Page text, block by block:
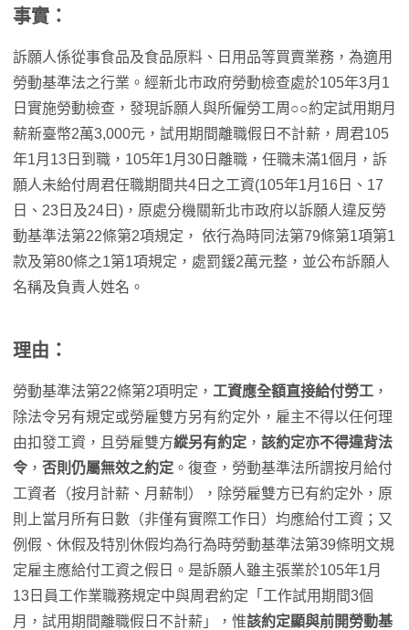
事實：
訴願人係從事食品及食品原料、日用品等買賣業務，為適用
勞動基準法之行業。經新北市政府勞動檢查處於105年3月1
日實施勞動檢查，發現訴願人與所僱勞工周○○約定試用期月
薪新臺幣2萬3,000元，試用期間離職假日不計薪，周君105
年1月13日到職，105年1月30日離職，任職未滿1個月，訴
願人未給付周君任職期間共4日之工資(105年1月16日、17
日、23日及24日)，原處分機關新北市政府以訴願人違反勞
動基準法第22條第2項規定， 依行為時同法第79條第1項第1
款及第80條之1第1項規定，處罰鍰2萬元整，並公布訴願人
名稱及負責人姓名。
理由：
勞動基準法第22條第2項明定， 工資應全額直接給付勞工 ，
除法令另有規定或勞雇雙方另有約定外，雇主不得以任何理
由扣發工資，且勞雇雙方縱另有約定 ， 該約定亦不得違背法
令 ， 否則仍屬無效之約定 。復查，勞動基準法所謂按月給付
工資者（按月計薪、月薪制），除勞雇雙方已有約定外，原
則上當月所有日數（非僅有實際工作日）均應給付工資；又
例假、休假及特別休假均為行為時勞動基準法第39條明文規
定雇主應給付工資之假日。是訴願人雖主張業於105年1月
13日員工作業職務規定中與周君約定「工作試用期間3個
月，試用期間離職假日不計薪」，惟該約定顯與前開勞動基